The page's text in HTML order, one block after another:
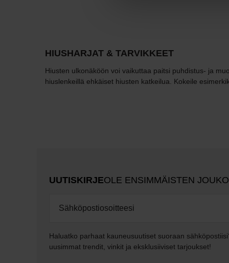
HIUSHARJAT & TARVIKKEET
Hiusten ulkonäköön voi vaikuttaa paitsi puhdistus- ja
hiuslenkeillä ehkäiset hiusten katkeilua. Kokeile
UUTISKIRJEOLE ENSIMMÄISTEN
Haluatko parhaat kauneusuutiset suoraan
uusimmat trendit, vinkit ja eksklusiiviset tarjoukset!